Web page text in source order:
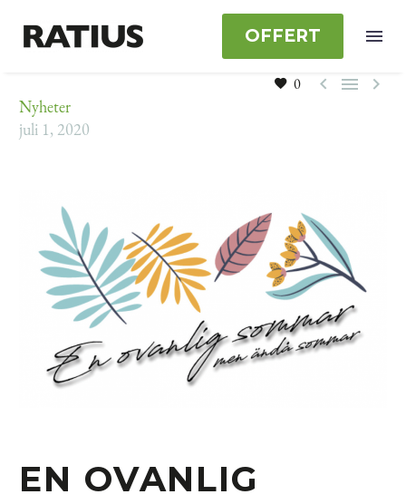
OFFERT
0   
Nyheter
juli 1, 2020
EN OVANLIG